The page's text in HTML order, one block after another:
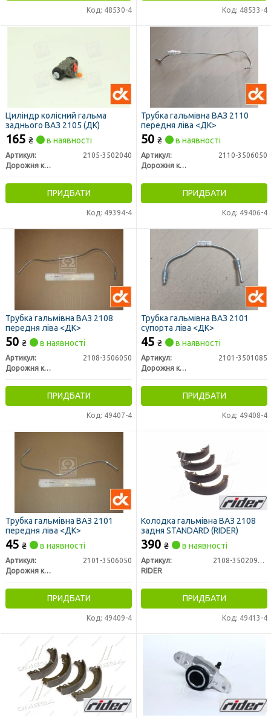
Код: 48530-4 Код: 48533-4
Циліндр колісний гальма
заднього ВАЗ 2105 (ДК)
165 ₴ в наявності
Артикул:
2105-3502040
Дорожня карта
ПРИДБАТИ
Код: 49394-4
Трубка гальмівна ВАЗ 2110
передня ліва <ДК>
50 ₴ в наявності
Артикул:
2110-3506050
Дорожня карта
ПРИДБАТИ
Код: 49406-4
Трубка гальмівна ВАЗ 2108
передня ліва <ДК>
50 ₴ в наявності
Артикул:
2108-3506050
Дорожня карта
ПРИДБАТИ
Код: 49407-4
Трубка гальмівна ВАЗ 2101
супорта ліва <ДК>
45 ₴ в наявності
Артикул:
2101-3501085
Дорожня карта
ПРИДБАТИ
Код: 49408-4
Трубка гальмівна ВАЗ 2101
передня ліва <ДК>
45 ₴ в наявності
Артикул:
2101-3506050
Дорожня карта
ПРИДБАТИ
Код: 49409-4
Колодка гальмівна ВАЗ 2108
задня STANDARD (RIDER)
390 ₴ в наявності
Артикул:
2108-3502090st
RIDER
ПРИДБАТИ
Код: 49413-4